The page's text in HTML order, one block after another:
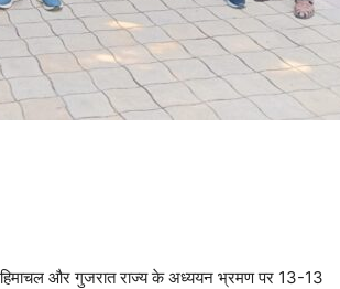
हिमाचल और गुजरात राज्य के अध्ययन भ्रमण पर 13-13